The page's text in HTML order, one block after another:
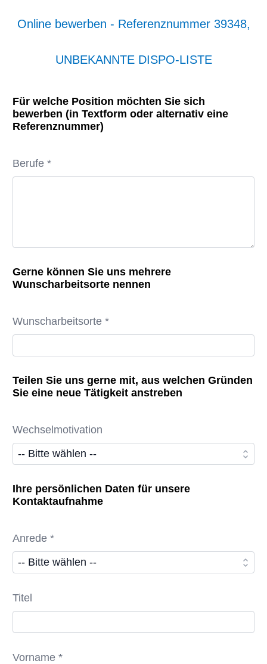
Online bewerben - Referenznummer 39348,
UNBEKANNTE DISPO-LISTE
Für welche Position möchten Sie sich
bewerben (in Textform oder alternativ eine
Referenznummer)
Berufe *
Gerne können Sie uns mehrere
Wunscharbeitsorte nennen
Wunscharbeitsorte *
Teilen Sie uns gerne mit, aus welchen Gründen
Sie eine neue Tätigkeit anstreben
Wechselmotivation
Ihre persönlichen Daten für unsere
Kontaktaufnahme
Anrede *
Titel
Vorname *